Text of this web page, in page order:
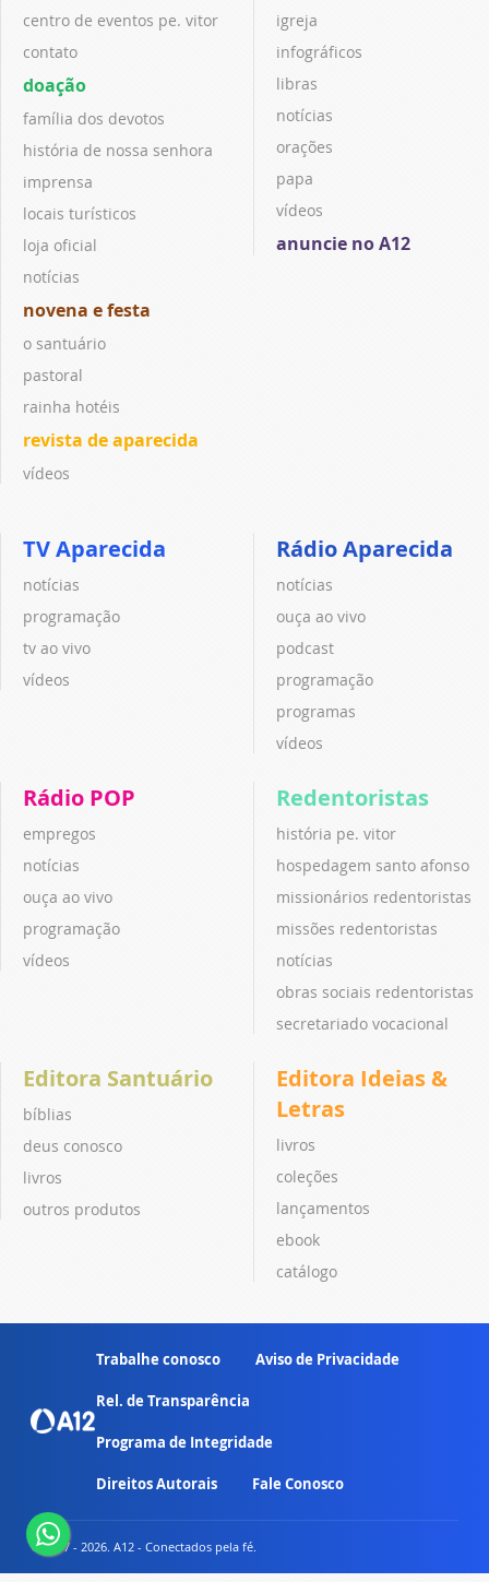
centro de eventos pe. vitor
contato
doação
família dos devotos
história de nossa senhora
imprensa
locais turísticos
loja oficial
notícias
novena e festa
o santuário
pastoral
rainha hotéis
revista de aparecida
vídeos
igreja
infográficos
libras
notícias
orações
papa
vídeos
anuncie no A12
TV Aparecida
notícias
programação
tv ao vivo
vídeos
Rádio Aparecida
notícias
ouça ao vivo
podcast
programação
programas
vídeos
Rádio POP
empregos
notícias
ouça ao vivo
programação
vídeos
Redentoristas
história pe. vitor
hospedagem santo afonso
missionários redentoristas
missões redentoristas
notícias
obras sociais redentoristas
secretariado vocacional
Editora Santuário
bíblias
deus conosco
livros
outros produtos
Editora Ideias &
Letras
livros
coleções
lançamentos
ebook
catálogo
Trabalhe conosco Aviso de Privacidade
Rel. de Transparência
Programa de Integridade
Direitos Autorais Fale Conosco
© 2007 - 2026. A12 - Conectados pela fé.